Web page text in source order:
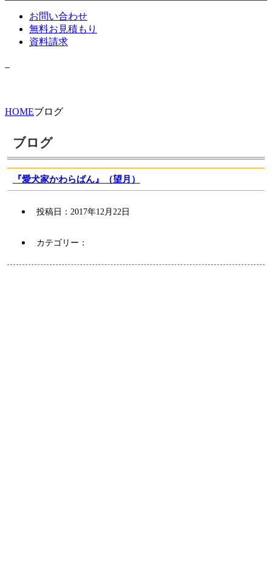
お問い合わせ
無料お見積もり
資料請求
HOMEブログ
ブログ
『愛犬家かわらばん』（望月）
投稿日： 2017年12月22日
カテゴリー：